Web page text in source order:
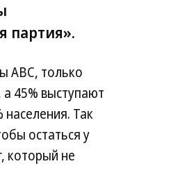
партия».
ABC, только
45% выступают
Так
остаться у
который не